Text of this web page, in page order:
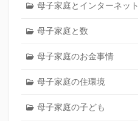
母子家庭とインターネット
母子家庭と数
母子家庭のお金事情
母子家庭の住環境
母子家庭の子ども